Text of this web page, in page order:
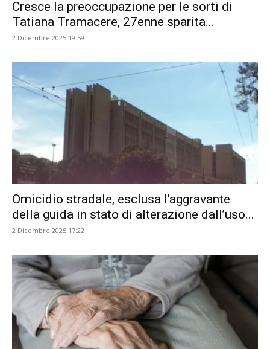
Cresce la preoccupazione per le sorti di
Tatiana Tramacere, 27enne sparita...
2 Dicembre 2025 19:59
Omicidio stradale, esclusa l’aggravante
della guida in stato di alterazione dall’uso...
2 Dicembre 2025 17:22